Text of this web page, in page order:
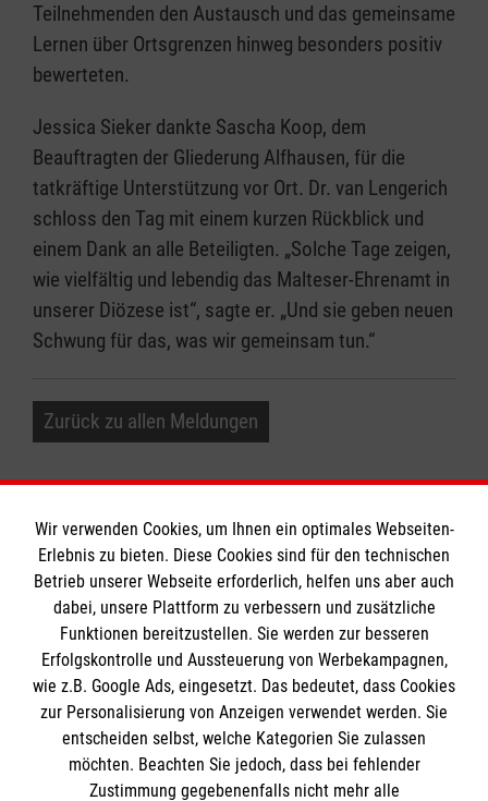
Teilnehmenden den Austausch und das gemeinsame
Lernen über Ortsgrenzen hinweg besonders positiv
bewerteten.
Jessica Sieker dankte Sascha Koop, dem
Beauftragten der Gliederung Alfhausen, für die
tatkräftige Unterstützung vor Ort. Dr. van Lengerich
schloss den Tag mit einem kurzen Rückblick und
einem Dank an alle Beteiligten. „Solche Tage zeigen,
wie vielfältig und lebendig das Malteser-Ehrenamt in
unserer Diözese ist“, sagte er. „Und sie geben neuen
Schwung für das, was wir gemeinsam tun.“
Zurück zu allen Meldungen
Informationen
Impressum
Datenschutz
Kontakt
Barrierefreiheit
Die Malteser
Malteser in Deutschland
Wir verwenden Cookies, um Ihnen ein optimales Webseiten-
Erlebnis zu bieten. Diese Cookies sind für den technischen
Betrieb unserer Webseite erforderlich, helfen uns aber auch
dabei, unsere Plattform zu verbessern und zusätzliche
Funktionen bereitzustellen. Sie werden zur besseren
Erfolgskontrolle und Aussteuerung von Werbekampagnen,
wie z.B. Google Ads, eingesetzt. Das bedeutet, dass Cookies
zur Personalisierung von Anzeigen verwendet werden. Sie
entscheiden selbst, welche Kategorien Sie zulassen
möchten. Beachten Sie jedoch, dass bei fehlender
Zustimmung gegebenenfalls nicht mehr alle